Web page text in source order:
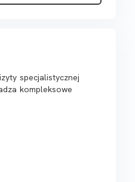
specjalistycznej
kompleksowe